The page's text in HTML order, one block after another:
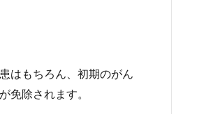
はもちろん、初期のがん
免除されます。